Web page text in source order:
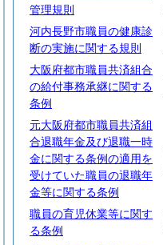
管理規則
河内長野市職員の健康診
断の実施に関する規則
大阪府都市職員共済組合
の給付事務承継に関する
条例
元大阪府都市職員共済組
合退職年金及び退職一時
金に関する条例の適用を
受けていた職員の退職年
金等に関する条例
職員の育児休業等に関す
る条例